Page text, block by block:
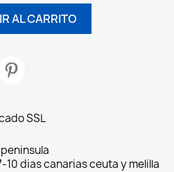
AL CARRITO
SSL
10 dias canarias ceuta y melilla